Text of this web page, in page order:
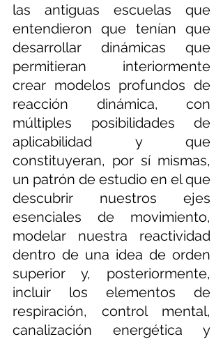
las antiguas escuelas que
entendieron que tenían que
desarrollar dinámicas que
permitieran interiormente
crear modelos profundos de
reacción dinámica, con
múltiples posibilidades de
aplicabilidad y que
constituyeran, por sí mismas,
un patrón de estudio en el que
descubrir nuestros ejes
esenciales de movimiento,
modelar nuestra reactividad
dentro de una idea de orden
superior y, posteriormente,
incluir los elementos de
respiración, control mental,
canalización energética y